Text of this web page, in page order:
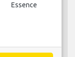
Essence